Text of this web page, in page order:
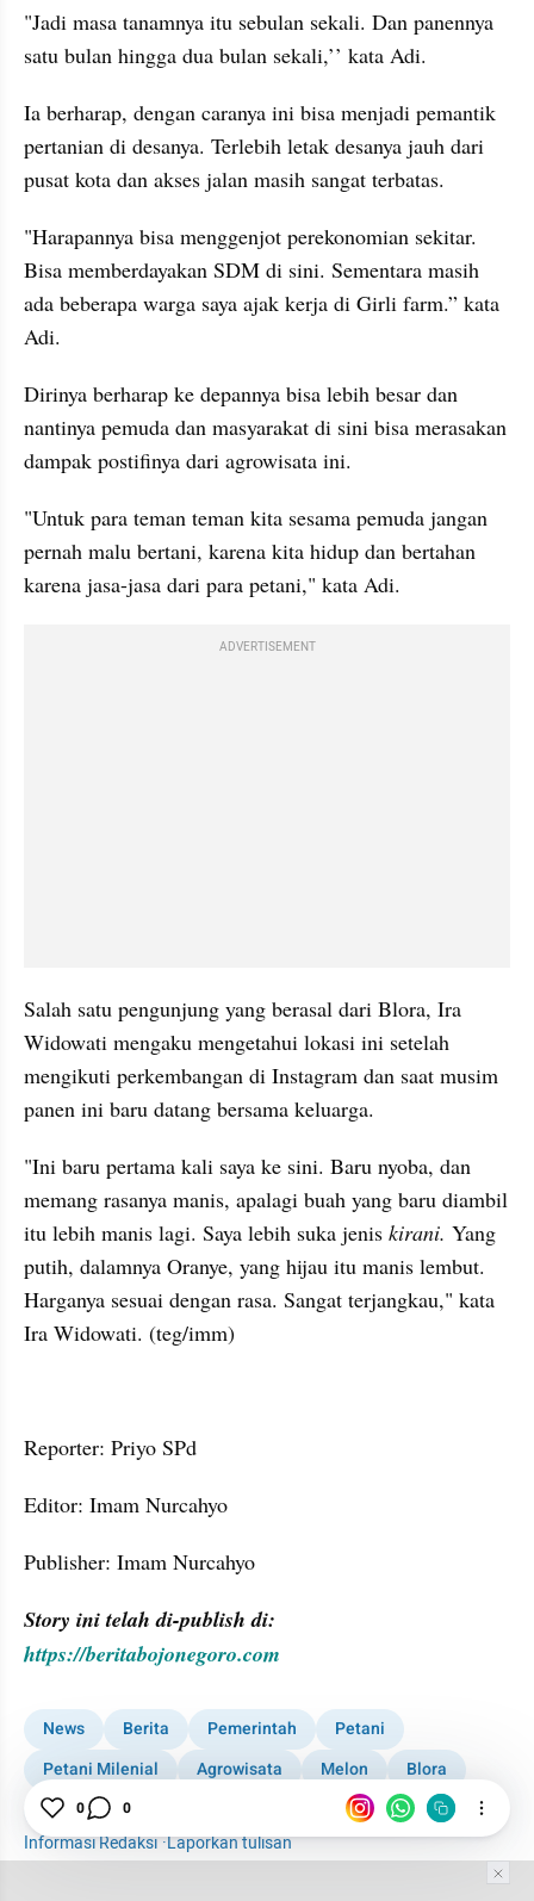
"Jadi masa tanamnya itu sebulan sekali. Dan panennya
satu bulan hingga dua bulan sekali,’’ kata Adi.
Ia berharap, dengan caranya ini bisa menjadi pemantik
pertanian di desanya. Terlebih letak desanya jauh dari
pusat kota dan akses jalan masih sangat terbatas.
"Harapannya bisa menggenjot perekonomian sekitar.
Bisa memberdayakan SDM di sini. Sementara masih
ada beberapa warga saya ajak kerja di Girli farm.” kata
Adi.
Dirinya berharap ke depannya bisa lebih besar dan
nantinya pemuda dan masyarakat di sini bisa merasakan
dampak postifinya dari agrowisata ini.
"Untuk para teman teman kita sesama pemuda jangan
pernah malu bertani, karena kita hidup dan bertahan
karena jasa-jasa dari para petani," kata Adi.
ADVERTISEMENT
Salah satu pengunjung yang berasal dari Blora, Ira
Widowati mengaku mengetahui lokasi ini setelah
mengikuti perkembangan di Instagram dan saat musim
panen ini baru datang bersama keluarga.
"Ini baru pertama kali saya ke sini. Baru nyoba, dan
memang rasanya manis, apalagi buah yang baru diambil
itu lebih manis lagi. Saya lebih suka jenis kirani. Yang
putih, dalamnya Oranye, yang hijau itu manis lembut.
Harganya sesuai dengan rasa. Sangat terjangkau," kata
Ira Widowati. (teg/imm)
Reporter: Priyo SPd
Editor: Imam Nurcahyo
Publisher: Imam Nurcahyo
https://beritabojonegoro.com
News Berita Pemerintah
Petani
Petani Milenial
Agrowisata Melon
Blora
Kabar Daerah
Informasi Redaksi·Laporkan tulisan
0 0